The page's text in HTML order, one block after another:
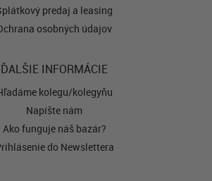
predaj a leasing
osobných údajov
ĎALŠIE INFORMÁCIE
kolegu/kolegyňu
Napíšte nám
Ako funguje náš bazár?
do Newslettera